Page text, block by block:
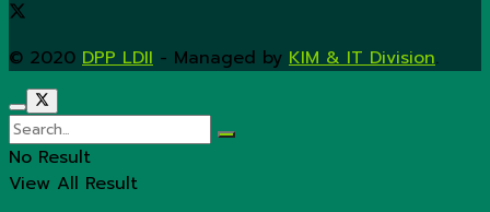
© 2020 DPP LDII - Managed by KIM & IT Division.
No Result
View All Result